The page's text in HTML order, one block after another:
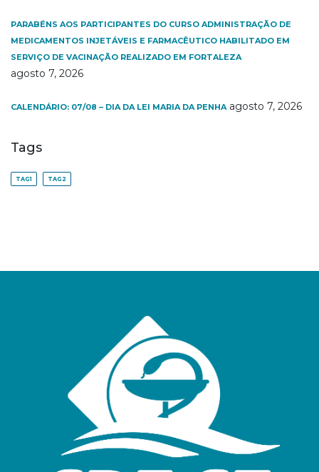
PARABÉNS AOS PARTICIPANTES DO CURSO ADMINISTRAÇÃO DE
MEDICAMENTOS INJETÁVEIS E FARMACÊUTICO HABILITADO EM
SERVIÇO DE VACINAÇÃO REALIZADO EM FORTALEZA
agosto 7, 2026
CALENDÁRIO: 07/08 – DIA DA LEI MARIA DA PENHA agosto 7, 2026
Tags
TAG1 TAG2